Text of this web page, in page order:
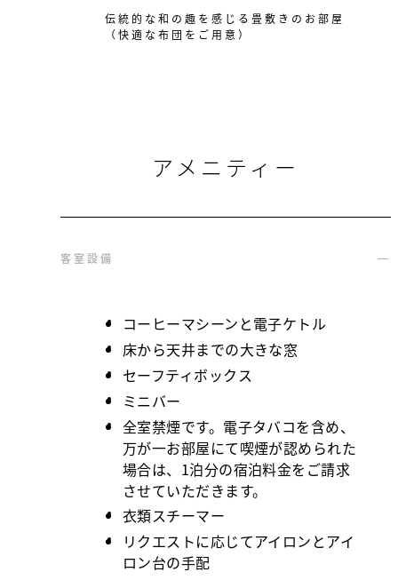
伝統的な和の趣を感じる畳敷きのお部屋
（快適な布団をご用意）
アメニティー
客室設備
コーヒーマシーンと電子ケトル
床から天井までの大きな窓
セーフティボックス
ミニバー
全室禁煙です。電子タバコを含め、
万が一お部屋にて喫煙が認められた
場合は、1泊分の宿泊料金をご請求
させていただきます。
衣類スチーマー
リクエストに応じてアイロンとアイ
ロン台の手配